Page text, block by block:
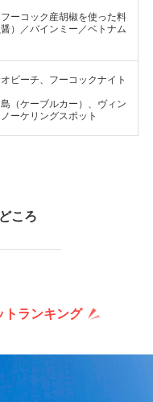
ーコック産胡椒を使った料
）／バインミー／ベトナム
ビーチ、フーコックナイト
島（ケーブルカー）、ヴィン
ーケリングスポット
ころ
トランキング